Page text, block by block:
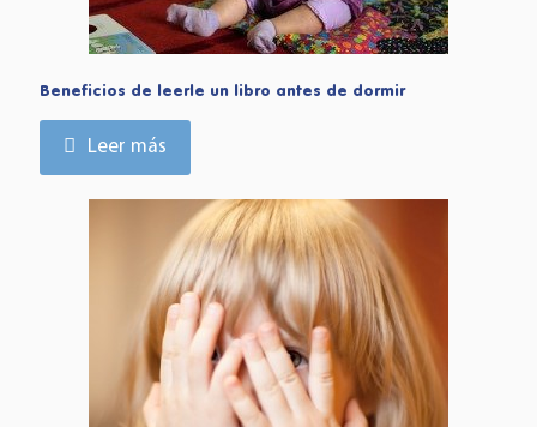
Beneficios de leerle un libro antes de dormir
Leer más